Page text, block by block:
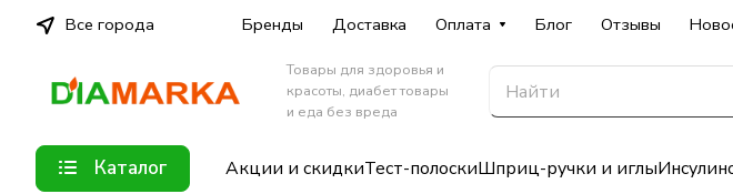
Все города Бренды Доставка Оплата Блог Отзывы
Товары для здоровья и
красоты, диабет товары
и еда без вреда
Каталог Акции и скидкиТест-полоскиШприц-ручки и иглы